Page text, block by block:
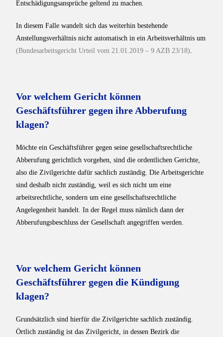
Entschädigungsansprüche geltend zu machen.
In diesem Falle wandelt sich das weiterhin bestehende
Anstellungsverhältnis nicht automatisch in ein Arbeitsverhältnis um
(Bundesarbeitsgericht Urteil vom 21.01.2019 – 9 AZB 23/18).
Vor welchem Gericht können
Geschäftsführer gegen ihre Abberufung
klagen?
Möchte ein Geschäftsführer gegen seine gesellschaftsrechtliche
Abberufung gerichtlich vorgehen, sind die ordentlichen Gerichte,
also die Zivilgerichte dafür sachlich zuständig. Die Arbeitsgerichte
sind deshalb nicht zuständig, weil es sich nicht um eine
arbeitsrechtliche, sondern um eine gesellschaftsrechtliche
Angelegenheit handelt. In der Regel muss nämlich dann der
Abberufungsbeschluss der Gesellschaft angegriffen werden.
Vor welchem Gericht können
Geschäftsführer gegen die Kündigung
klagen?
Grundsätzlich sind hierfür die Zivilgerichte sachlich zuständig.
Örtlich zuständig ist das Zivilgericht, in dessen Bezirk die